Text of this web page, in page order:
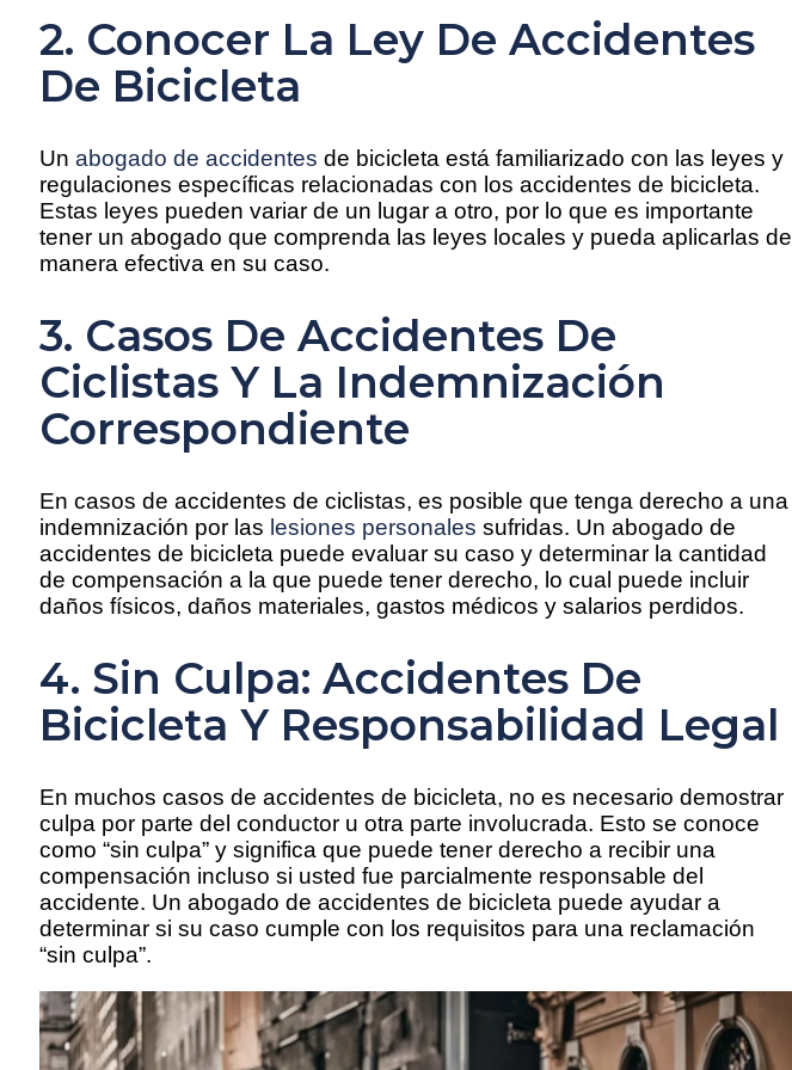
2. Conocer La Ley De Accidentes
De Bicicleta
Un abogado de accidentes de bicicleta está familiarizado con las leyes y
regulaciones específicas relacionadas con los accidentes de bicicleta.
Estas leyes pueden variar de un lugar a otro, por lo que es importante
tener un abogado que comprenda las leyes locales y pueda aplicarlas de
manera efectiva en su caso.
3. Casos De Accidentes De
Ciclistas Y La Indemnización
Correspondiente
En casos de accidentes de ciclistas, es posible que tenga derecho a una
indemnización por las lesiones personales sufridas. Un abogado de
accidentes de bicicleta puede evaluar su caso y determinar la cantidad
de compensación a la que puede tener derecho, lo cual puede incluir
daños físicos, daños materiales, gastos médicos y salarios perdidos.
4. Sin Culpa: Accidentes De
Bicicleta Y Responsabilidad Legal
En muchos casos de accidentes de bicicleta, no es necesario demostrar
culpa por parte del conductor u otra parte involucrada. Esto se conoce
como “sin culpa” y significa que puede tener derecho a recibir una
compensación incluso si usted fue parcialmente responsable del
accidente. Un abogado de accidentes de bicicleta puede ayudar a
determinar si su caso cumple con los requisitos para una reclamación
“sin culpa”.